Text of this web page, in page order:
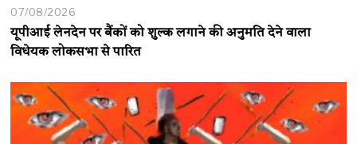
07/08/2026
यूपीआई लेनदेन पर बैंकों को शुल्क लगाने की अनुमति देने वाला
विधेयक लोकसभा से पारित